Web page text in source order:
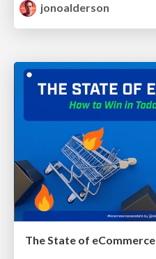
jonoalderson